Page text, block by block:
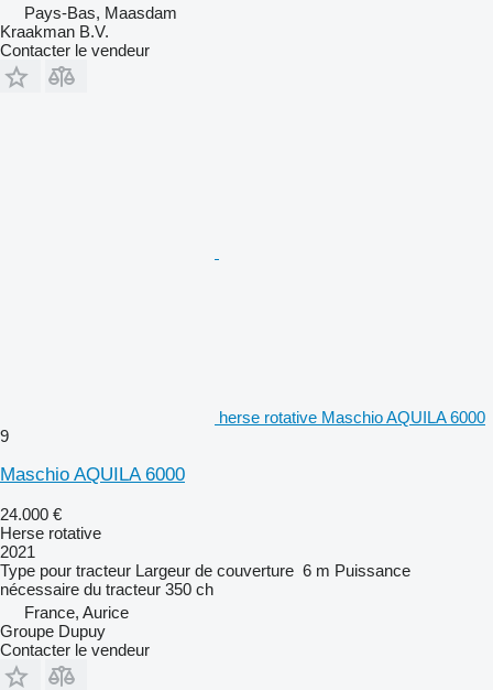
Pays-Bas, Maasdam
Kraakman B.V.
Contacter le vendeur
herse rotative Maschio AQUILA 6000
9
Maschio AQUILA 6000
24.000 €
Herse rotative
2021
Type pour tracteur Largeur de couverture 6 m Puissance
nécessaire du tracteur 350 ch
France, Aurice
Groupe Dupuy
Contacter le vendeur